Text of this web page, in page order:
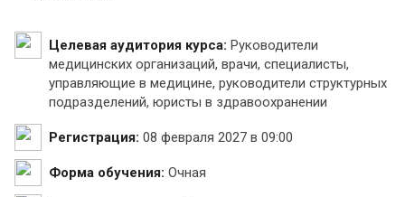
Целевая аудитория курса: Руководители
медицинских организаций, врачи, специалисты,
управляющие в медицине, руководители структурных
подразделений, юристы в здравоохранении
Регистрация: 08 февраля 2027 в 09:00
Форма обучения: Очная